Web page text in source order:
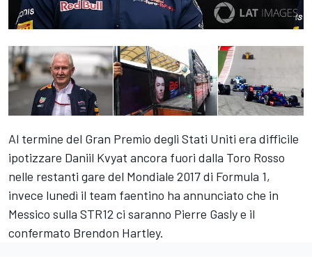
Al termine del Gran Premio degli Stati Uniti era difficile
ipotizzare Daniil Kvyat ancora fuori dalla Toro Rosso
nelle restanti gare del Mondiale 2017 di Formula 1,
invece lunedì il team faentino ha annunciato che in
Messico sulla STR12 ci saranno Pierre Gasly e il
confermato Brendon Hartley.